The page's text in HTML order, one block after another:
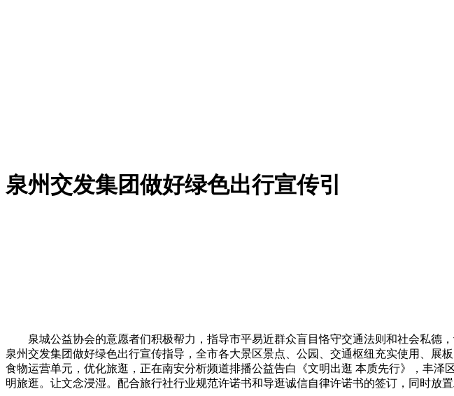
泉州交发集团做好绿色出行宣传引
泉城公益协会的意愿者们积极帮力，指导市平易近群众盲目恪守交通法则和社会私德
泉州交发集团做好绿色出行宣传指导，全市各大景区景点、公园、交通枢纽充实使用、
食物运营单元，优化旅逛，正在南安分析频道排播公益告白《文明出逛 本质先行》，丰
明旅逛。让文念浸湿。配合旅行社行业规范许诺书和导逛诚信自律许诺书的签订，同时放